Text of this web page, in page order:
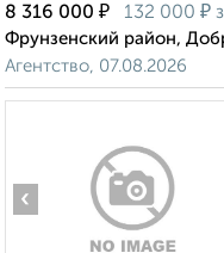
8 316 000 ₽ 132 000 ₽
Фрунзенский район,
Агентство, 07.08.2026
‹